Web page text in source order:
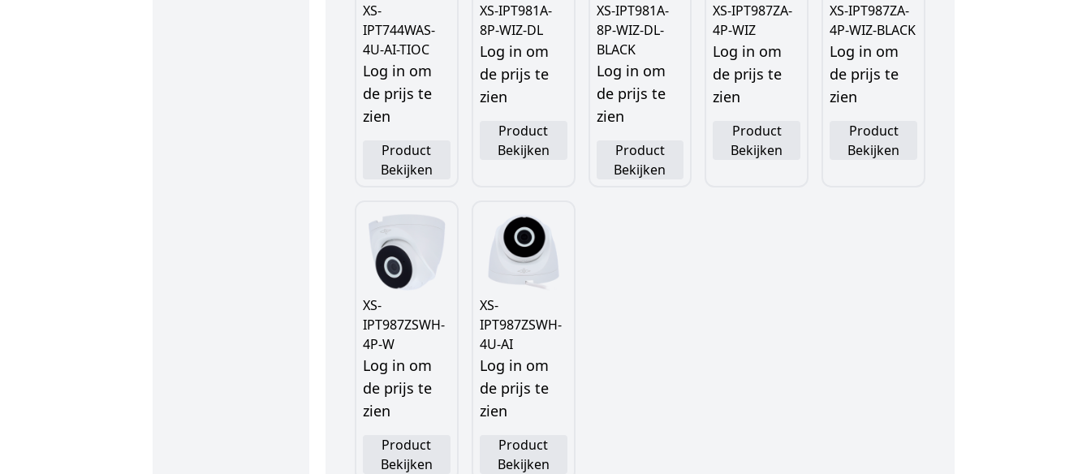
XS-
IPT744WAS-
4U-AI-TIOC
Log in om
de prijs te
zien
Product
Bekijken
XS-IPT981A-
8P-WIZ-DL
Log in om
de prijs te
zien
Product
Bekijken
XS-IPT981A-
8P-WIZ-DL-
BLACK
Log in om
de prijs te
zien
Product
Bekijken
XS-IPT987ZA-
4P-WIZ
Log in om
de prijs te
zien
Product
Bekijken
XS-IPT987ZA-
4P-WIZ-BLACK
Log in om
de prijs te
zien
Product
Bekijken
XS-
IPT987ZSWH-
4P-W
Log in om
de prijs te
zien
Product
Bekijken
XS-
IPT987ZSWH-
4U-AI
Log in om
de prijs te
zien
Product
Bekijken